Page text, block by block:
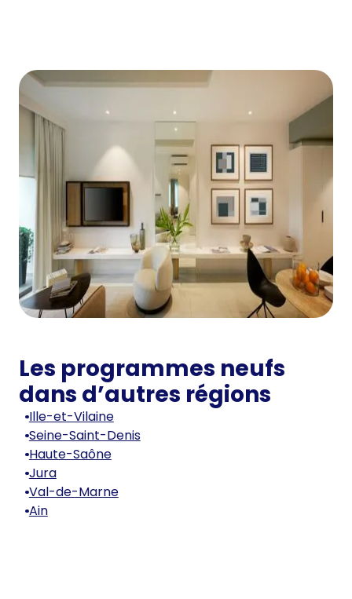
Les programmes neufs
dans d’autres régions
Ille-et-Vilaine
Seine-Saint-Denis
Haute-Saône
Jura
Val-de-Marne
Ain